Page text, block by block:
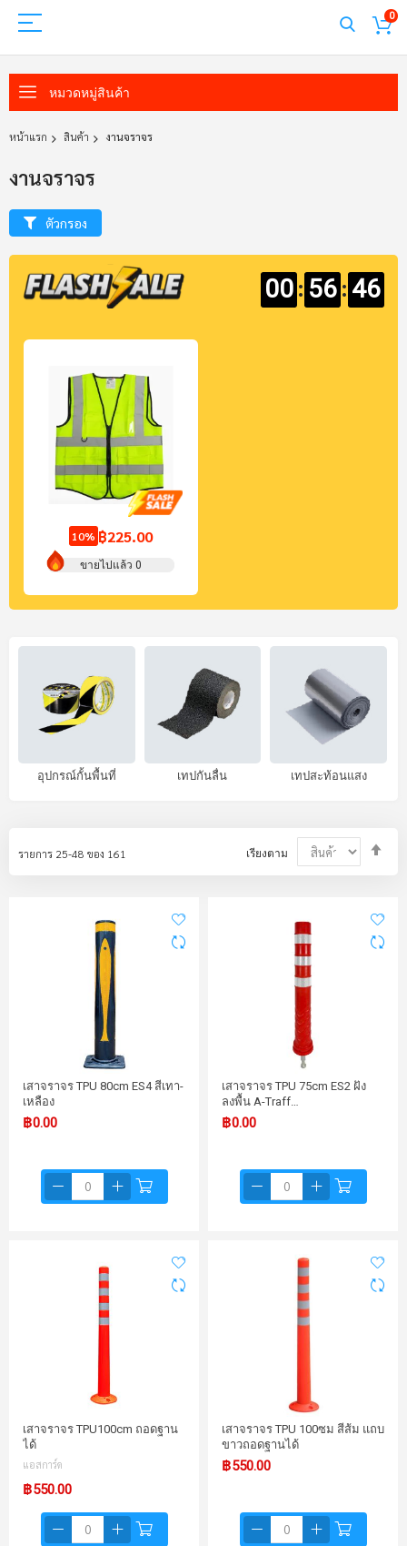
0
หมวดหมู่สินค้า
หน้าแรก สินค้า งานจราจร
งานจราจร
00: 56: 45
10% ฿225.00
ขายไปแล้ว 0
อุปกรณ์งานจราจร อุปกรณ์กั้นพื้นที่ เทปกันลื่น
รายการ 25-48 ของ 161 เรียงตาม
เสาจราจร TPU 80cm ES4 สีเทา-
เหลือง
฿0.00
เสาจราจร TPU 75cm ES2 ฝัง
ลงพื้น A-Traff…
฿0.00
เสาจราจร TPU100cm ถอดฐาน
ได้
แอสการ์ด
฿550.00
เสาจราจร TPU 100ซม สีส้ม แถบ
ขาวถอดฐานได้
฿550.00
ตัวกรอง